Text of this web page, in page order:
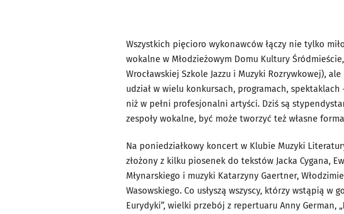
Wszystkich pięcioro wykonawców łączy nie tylko
wokalne w Młodzieżowym Domu Kultury
Wrocławskiej Szkole Jazzu i Muzyki Rozrywkowej),
udział w wielu konkursach, programach,
niż w pełni profesjonalni artyści. Dziś są
zespoły wokalne, być może tworzyć też własne
Na poniedziałkowy koncert w Klubie Muzyki
złożony z kilku piosenek do tekstów Jacka Cygana,
Młynarskiego i muzyki Katarzyny Gaertner,
Wasowskiego. Co usłyszą wszyscy, którzy wstąpią w
Eurydyki”, wielki przebój z repertuaru Anny German,